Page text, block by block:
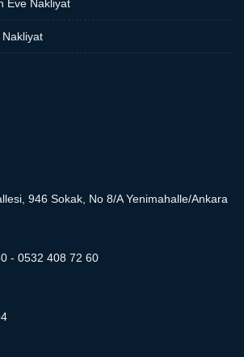
Eve Nakliyat
946 Sokak, No 8/A Yenimahalle/Ankara
- 0532 408 72 60